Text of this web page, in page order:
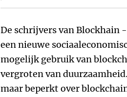
De schrijvers van Blockhain
een nieuwe
mogelijk gebruik van
vergroten van
maar beperkt over